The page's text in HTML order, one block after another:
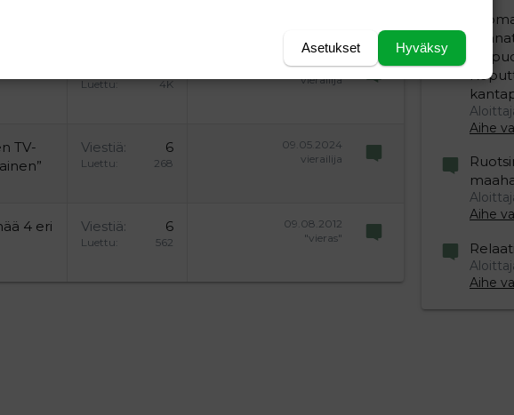
Luettu 4K
14.06.2019
vierailija
TV-
Viestiä 6
Luettu 268
09.05.2024
vierailija
4 eri
Viestiä 6
Luettu 562
09.08.2012
"vieras"
iso
Aihe
Aihe
Aihe
Hyväksy
Asetukset